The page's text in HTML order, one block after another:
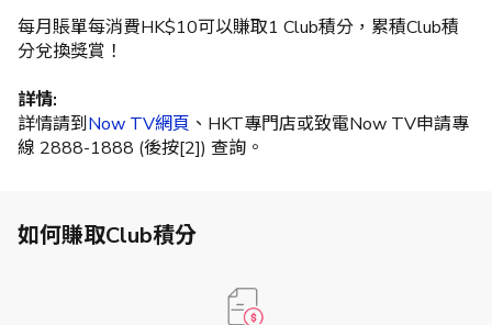
每月賬單每消費HK$10可以賺取1 Club積分，累積Club積
分兌換獎賞！
詳情:
詳情請到Now TV網頁 、HKT專門店或致電Now TV申請專
線 2888-1888 (後按[2]) 查詢。
如何賺取Club積分